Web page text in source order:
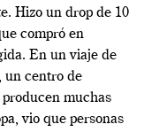
Hizo un drop de 10
compró en
En un viaje de
un centro de
muchas
vio que personas